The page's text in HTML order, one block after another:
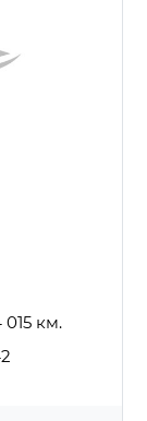
015 км.